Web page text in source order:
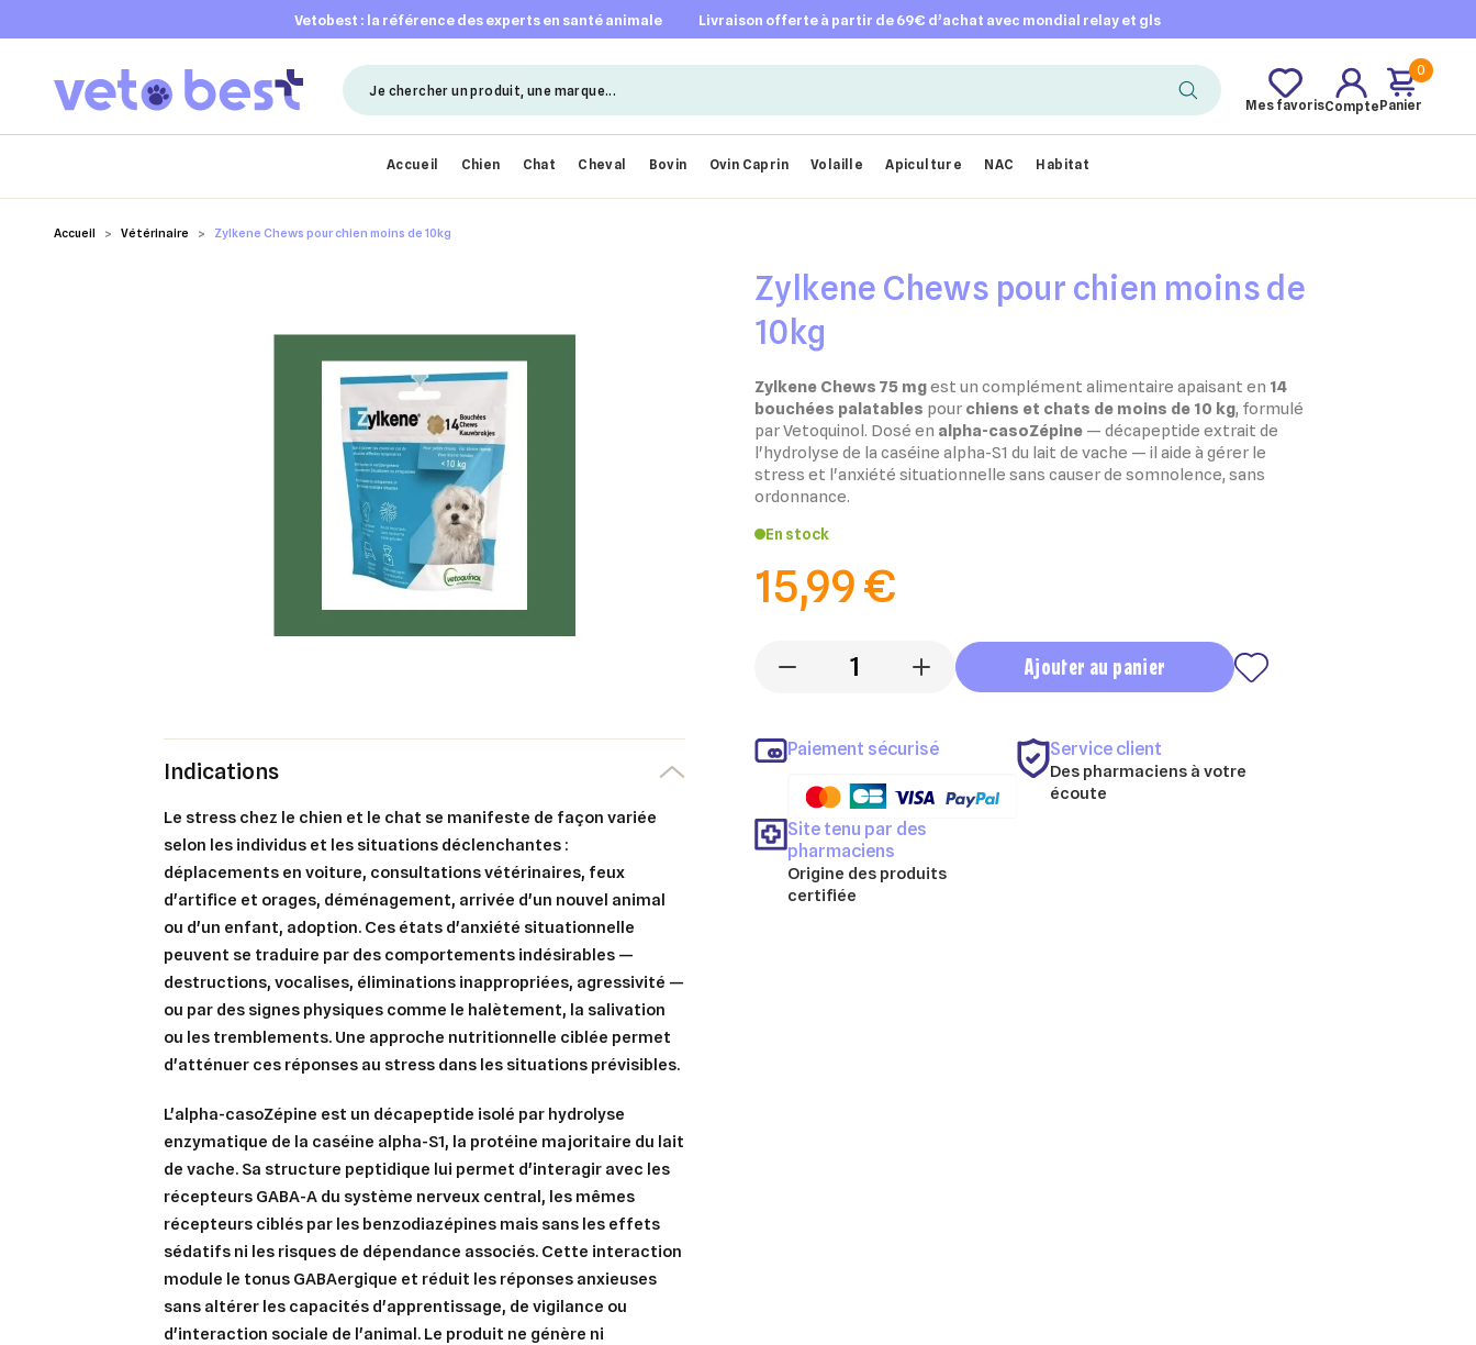
vetobest : la référence des experts en santé animale livraison offerte à partir de 69€ d’achat avec mondial relay et gls
Mes favorisCompte
0
Panier
Accueil Chien Chat Cheval Bovin Ovin Caprin Volaille Apiculture NAC Habitat
Accueil Vétérinaire Zylkene Chews pour chien moins de 10kg
Zylkene Chews pour chien moins de
10kg
Zylkene Chews 75 mgest un complément alimentaire apaisant en 14
bouchées palatables pour chiens et chats de moins de 10 kg, formulé
par Vetoquinol. Dosé en alpha-casoZépine — décapeptide extrait de
l'hydrolyse de la caséine alpha-S1 du lait de vache — il aide à gérer le
stress et l'anxiété situationnelle sans causer de somnolence, sans
ordonnance.
En stock
15,99 €
- + Ajouter au panier
Paiement sécurisé Service client
Des pharmaciens à votre
écoute
Site tenu par des
pharmaciens
Origine des produits
certifiée
Indications
Le stress chez le chien et le chat se manifeste de façon variée
selon les individus et les situations déclenchantes :
déplacements en voiture, consultations vétérinaires, feux
d'artifice et orages, déménagement, arrivée d'un nouvel animal
ou d'un enfant, adoption. Ces états d'anxiété situationnelle
peuvent se traduire par des comportements indésirables —
destructions, vocalises, éliminations inappropriées, agressivité —
ou par des signes physiques comme le halètement, la salivation
ou les tremblements. Une approche nutritionnelle ciblée permet
d'atténuer ces réponses au stress dans les situations prévisibles.
L'alpha-casoZépine est un décapeptide isolé par hydrolyse
enzymatique de la caséine alpha-S1, la protéine majoritaire du lait
de vache. Sa structure peptidique lui permet d'interagir avec les
récepteurs GABA-A du système nerveux central, les mêmes
récepteurs ciblés par les benzodiazépines mais sans les effets
sédatifs ni les risques de dépendance associés. Cette interaction
module le tonus GABAergique et réduit les réponses anxieuses
sans altérer les capacités d'apprentissage, de vigilance ou
d'interaction sociale de l'animal. Le produit ne génère ni
Ajouter à ma liste d'envies
Créer une liste d'envies
Nom de la liste d'envies
Connexion
Vous devez être connecté pour ajouter des produits à votre liste d'envies.